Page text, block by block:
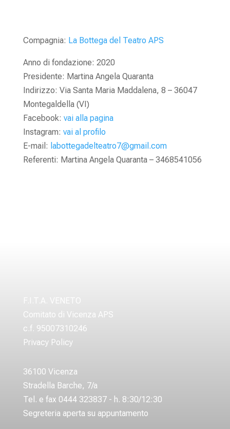
Compagnia: La Bottega del Teatro APS
Anno di fondazione: 2020
Presidente: Martina Angela Quaranta
Indirizzo: Via Santa Maria Maddalena, 8 – 36047
Montegaldella (VI)
Facebook: vai alla pagina
Instagram: vai al profilo
E-mail: labottegadelteatro7@gmail.com
Referenti: Martina Angela Quaranta – 3468541056
F.I.T.A. VENETO
Comitato di Vicenza APS
c.f. 95007310246
Privacy Policy
36100 Vicenza
Stradella Barche, 7/a
Tel. e fax 0444 323837 - h. 8:30/12:30
Segreteria aperta su appuntamento